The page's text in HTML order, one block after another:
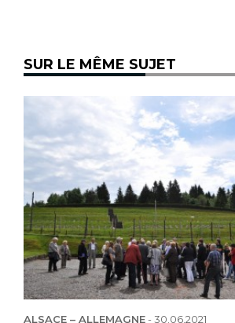
SUR LE MÊME SUJET
ALSACE – ALLEMAGNE-30.06.2021